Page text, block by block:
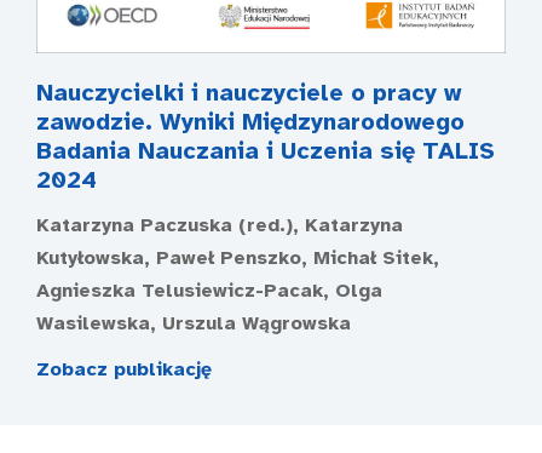
Nauczycielki i nauczyciele o pracy w
zawodzie. Wyniki Międzynarodowego
Badania Nauczania i Uczenia się TALIS
2024
Katarzyna Paczuska (red.), Katarzyna
Kutyłowska, Paweł Penszko, Michał Sitek,
Agnieszka Telusiewicz-Pacak, Olga
Wasilewska, Urszula Wągrowska
Zobacz publikację